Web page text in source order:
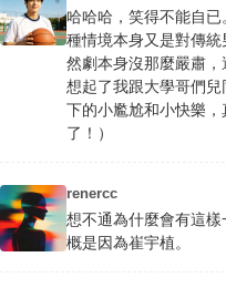
哈哈哈，笑得不能自
種情境本身又是對傳
然劇本身沒那麼嚴肅，
想起了我跟大學哥們
下的小尷尬和小快樂
了！）
renercc
想不通為什麼會有這
概是因為崔宇植。